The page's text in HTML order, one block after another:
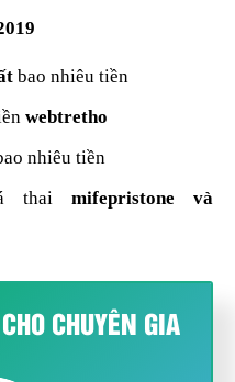
bao nhiêu tiền
webtretho
nhiêu tiền
thaimifepristone và
CHUYÊN GIA